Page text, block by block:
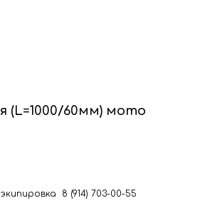
(L=1000/60мм) мото
8 (914) 703-00-55